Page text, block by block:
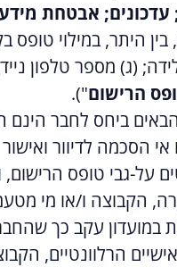
עדכונים; אבטחת
בין היתר, במילוי
(ג) מספר טלפון
הרישום").
ביחס לחבר הינם
הסכמה לדיוור
על-גבי טופס
הקבוצה ו/או מי
במועדון עקב כך
הרלוונטיים,